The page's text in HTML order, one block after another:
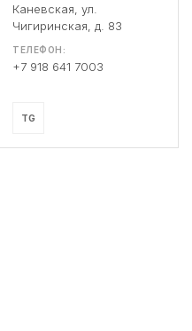
Каневская, ул.
Чигиринская, д. 83
ТЕЛЕФОН:
+7 918 641 7003
TG